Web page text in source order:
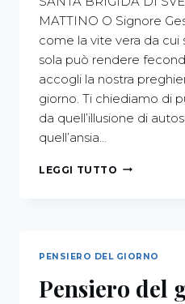
MATTINO O Signore
come la vite vera da cui
sola può rendere
accogli la nostra
giorno. Ti chiediamo di
da quell’illusione di
quell’ansia…
LEGGI TUTTO
PENSIERO DEL GIORNO
Pensiero del